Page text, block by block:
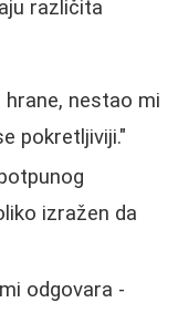
različita
hrane, nestao mi
pokretljiviji."
izražen da
odgovara -